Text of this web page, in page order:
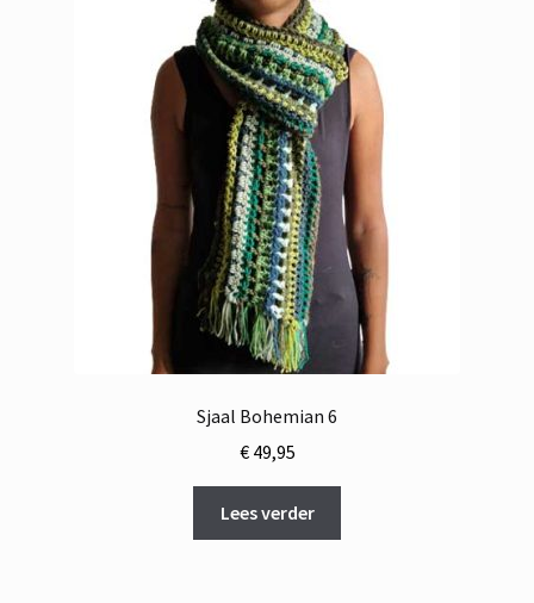
Sjaal Bohemian 6
€49,95
Lees verder